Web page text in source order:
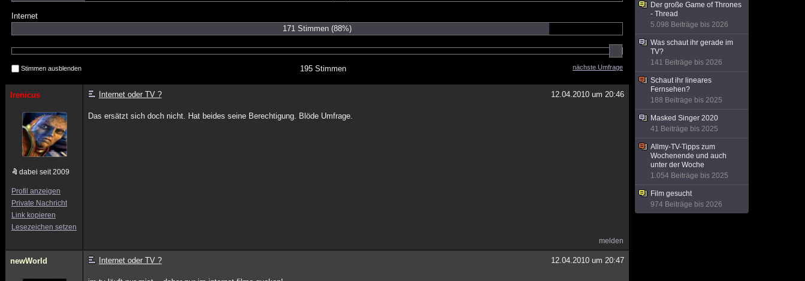
Internet
171 Stimmen (88%)
Stimmen ausblenden nächste Umfrage
195 Stimmen
Irenicus
dabei seit 2009
Profil anzeigen
Private Nachricht
Link kopieren
Lesezeichen setzen
Internet oder TV ? 12.04.2010 um 20:46
Das ersätzt sich doch nicht. Hat beides seine Berechtigung. Blöde Umfrage.
melden
newWorld Internet oder TV ? 12.04.2010 um 20:47
Der große Game of Thrones
- Thread
5.098 Beiträge bis 2026
Was schaut ihr gerade im
TV?
141 Beiträge bis 2026
Schaut ihr lineares
Fernsehen?
188 Beiträge bis 2025
Masked Singer 2020
41 Beiträge bis 2025
Allmy-TV-Tipps zum
Wochenende und auch
unter der Woche
1.054 Beiträge bis 2025
Film gesucht
974 Beiträge bis 2026